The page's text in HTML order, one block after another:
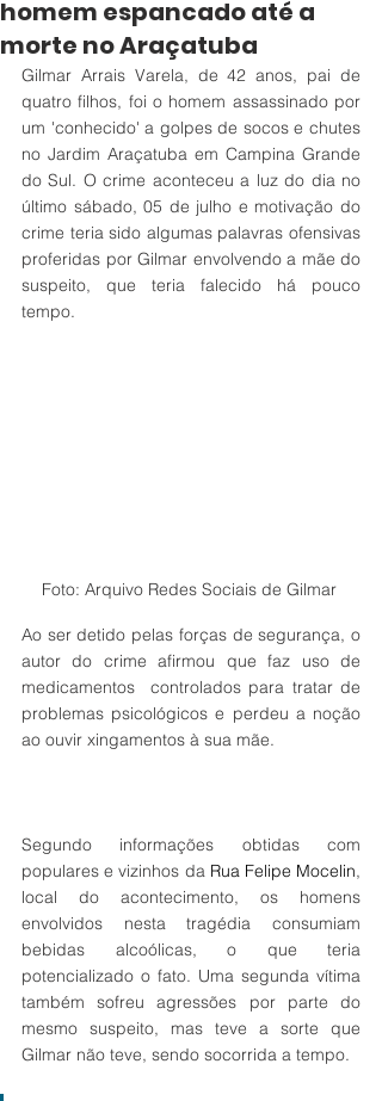
homem espancado até a
morte no Araçatuba
Gilmar Arrais Varela, de 42 anos, pai de
quatro filhos, foi o homem assassinado por
um 'conhecido' a golpes de socos e chutes
no Jardim Araçatuba em Campina Grande
do Sul. O crime aconteceu a luz do dia no
último sábado, 05 de julho e motivação do
crime teria sido algumas palavras ofensivas
proferidas por Gilmar envolvendo a mãe do
suspeito, que teria falecido há pouco
tempo.
Foto: Arquivo Redes Sociais de Gilmar
Ao ser detido pelas forças de segurança, o
autor do crime afirmou que faz uso de
medicamentos  controlados para tratar de
problemas psicológicos e perdeu a noção
ao ouvir xingamentos à sua mãe.
Segundo informações obtidas com
populares e vizinhos da Rua Felipe Mocelin,
local do acontecimento, os homens
envolvidos nesta tragédia consumiam
bebidas alcoólicas, o que teria
potencializado o fato. Uma segunda vítima
também sofreu agressões por parte do
mesmo suspeito, mas teve a sorte que
Gilmar não teve, sendo socorrida a tempo.